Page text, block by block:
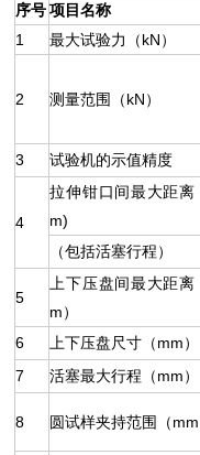
序号 项目名称
1
最大试验力（kN）
2 测量范围（kN）
3
试验机的示值精度
4
拉伸钳口间最大距离
m)
（包括活塞行程）
5
上下压盘间最大距离
m）
6 上下压盘尺寸（mm）
7
活塞最大行程（mm）
8 圆试样夹持范围（mm